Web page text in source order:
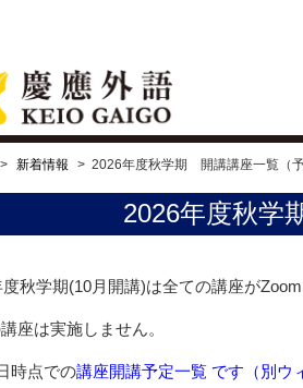
> 新着情報 > 2026年度秋学期 開講講座一覧（
2026年度秋学
度秋学期(10月開講)は全ての講座が
座は実施しません。
時点での講座開講予定一覧 です（別ウ